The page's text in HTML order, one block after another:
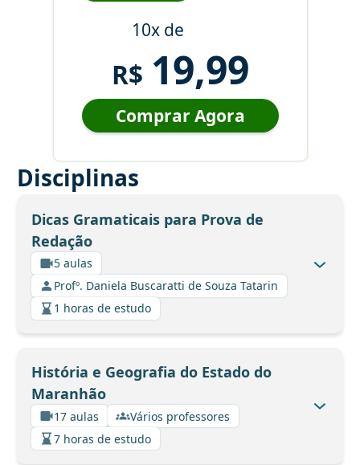
10x de
R$ 19,99
Comprar Agora
Disciplinas
Dicas Gramaticais para Prova de
Redação
5 aulas
Profº. Daniela Buscaratti de Souza Tatarin
1 horas de estudo
História e Geografia do Estado do
Maranhão
17 aulas
Vários professores
7 horas de estudo